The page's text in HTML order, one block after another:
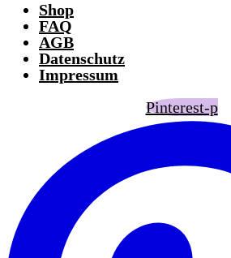
Shop
FAQ
AGB
Datenschutz
Impressum
Pinterest-p